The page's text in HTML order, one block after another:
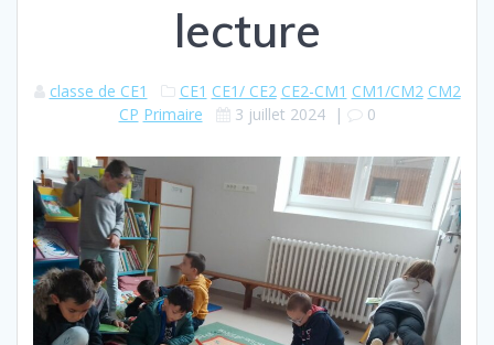
lecture
classe de CE1 CE1 CE1/ CE2 CE2-CM1 CM1/CM2 CM2
CP Primaire 3 juillet 2024| 0